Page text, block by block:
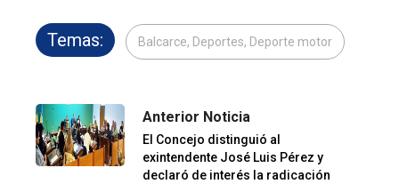
Temas: Balcarce, Deportes, Deporte motor
Anterior Noticia
El Concejo distinguió al
exintendente José Luis Pérez y
declaró de interés la radicación